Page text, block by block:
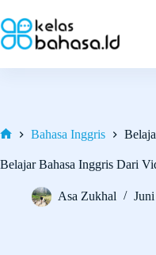
to
content
Bahasa Inggris
Belajar Bahasa Inggris Dari
Asa Zukhal